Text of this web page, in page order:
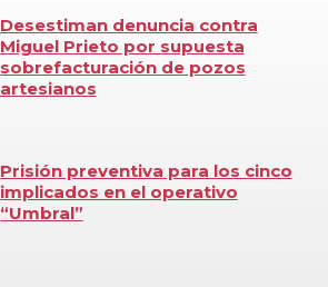
Desestiman denuncia contra
Miguel Prieto por supuesta
sobrefacturación de pozos
artesianos
Prisión preventiva para los cinco
implicados en el operativo
“Umbral”